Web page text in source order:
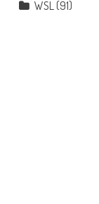
WSL (91)